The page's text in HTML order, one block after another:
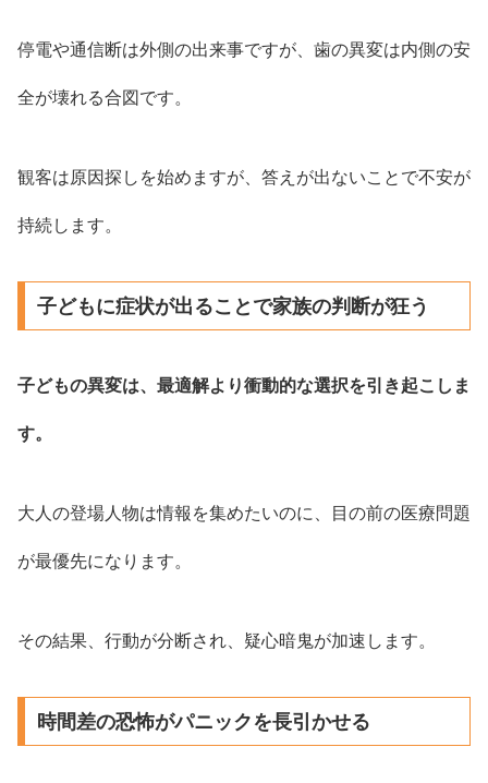
停電や通信断は外側の出来事ですが、歯の異変は内側の安
全が壊れる合図です。
観客は原因探しを始めますが、答えが出ないことで不安が
持続します。
子どもに症状が出ることで家族の判断が狂う
子どもの異変は、最適解より衝動的な選択を引き起こしま
す。
大人の登場人物は情報を集めたいのに、目の前の医療問題
が最優先になります。
その結果、行動が分断され、疑心暗鬼が加速します。
時間差の恐怖がパニックを長引かせる